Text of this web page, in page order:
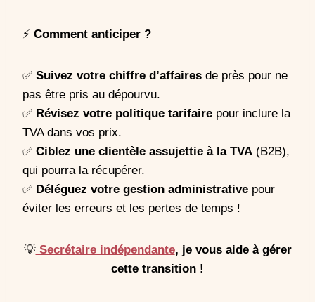
⚡ Comment anticiper ?
✅ Suivez votre chiffre d’affaires de près pour ne
pas être pris au dépourvu.
✅ Révisez votre politique tarifaire pour inclure la
TVA dans vos prix.
✅ Ciblez une clientèle assujettie à la TVA (B2B),
qui pourra la récupérer.
✅ Déléguez votre gestion administrative pour
éviter les erreurs et les pertes de temps !
💡 Secrétaire indépendante, je vous aide à gérer
cette transition !